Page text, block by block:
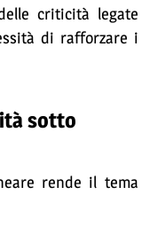
criticità legate
di rafforzare i
sotto
rende il tema